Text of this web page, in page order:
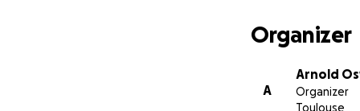
Nous pouvons
chercheurs
Organizer
A
Arnold
Organizer
Toulouse